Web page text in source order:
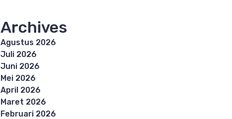
Archives
Agustus 2026
Juli 2026
Juni 2026
Mei 2026
April 2026
Maret 2026
Februari 2026